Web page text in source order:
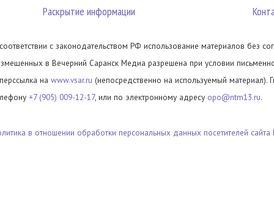
Раскрытие информации
с законодательством РФ использование материалов без
в Вечерний Саранск Медиа разрешена при условии
на www.vsar.ru (непосредственно на используемый материал).
+7 (905) 009-12-17, или по электронному адресу opo@ntm13.ru.
в отношении обработки персональных данных посетителей